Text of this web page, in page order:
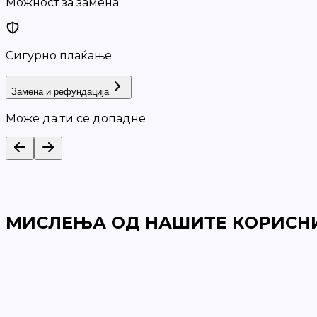
Сигурно плаќање
Замена и рефундација
Може да ти се допадне
МИСЛЕЊА ОД НАШИТЕ